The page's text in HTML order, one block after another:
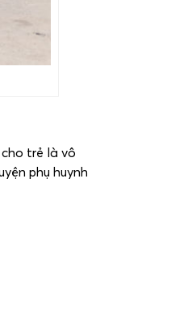
trẻ là vô
phụ huynh